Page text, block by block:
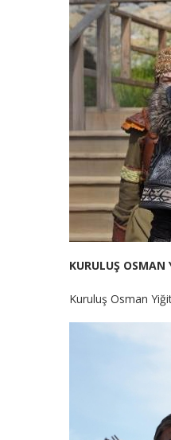
KURULUŞ OSMAN
Kuruluş Osman